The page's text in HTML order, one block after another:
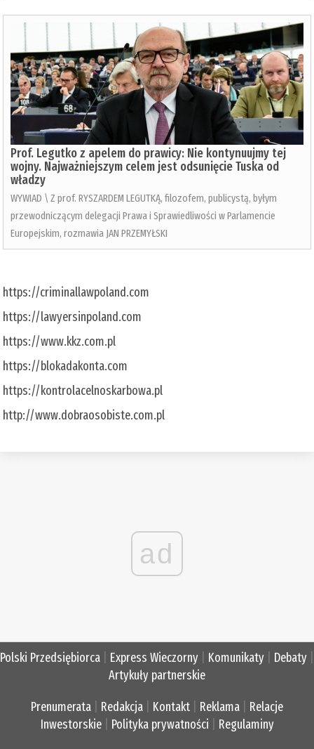
Prof. Legutko z apelem do prawicy: Nie kontynuujmy tej
wojny. Najważniejszym celem jest odsunięcie Tuska od
władzy
WYWIAD \ Z prof. RYSZARDEM LEGUTKĄ, filozofem, publicystą, byłym
przewodniczącym delegacji Prawa i Sprawiedliwości w Parlamencie
Europejskim, rozmawia JAN PRZEMYŁSKI
https://criminallawpoland.com
https://lawyersinpoland.com
https://www.kkz.com.pl
https://blokadakonta.com
https://kontrolacelnoskarbowa.pl
http://www.dobraosobiste.com.pl
ad
Polski Przedsiębiorca Express Wieczorny Komunikaty Debaty
Artykuły partnerskie
Prenumerata Redakcja Kontakt Reklama
Relacje
Inwestorskie| Polityka prywatności Regulaminy